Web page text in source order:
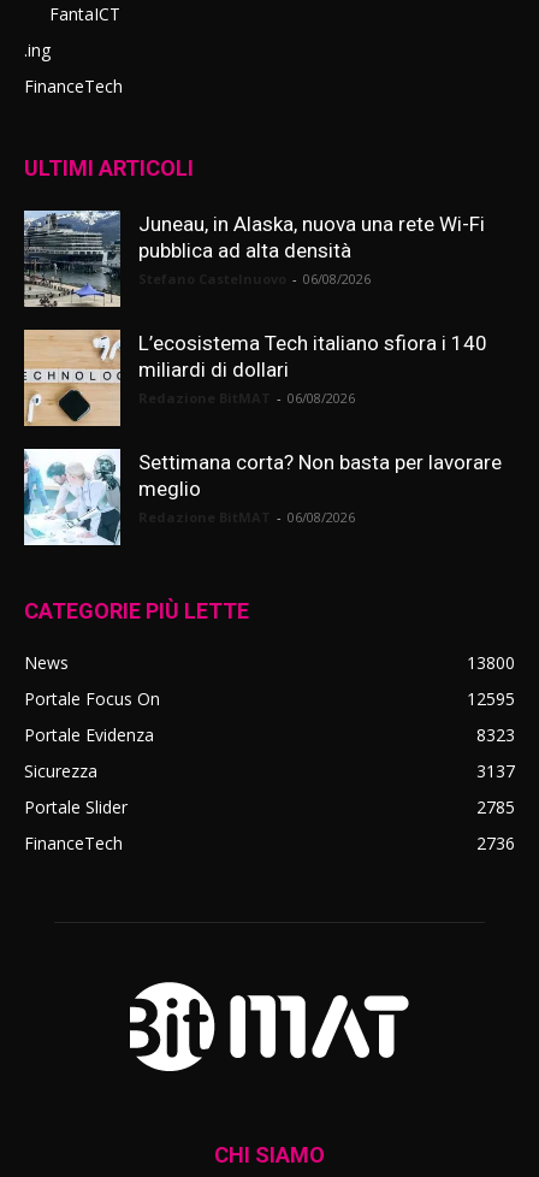
FantaICT
.ing
FinanceTech
ULTIMI ARTICOLI
Juneau, in Alaska, nuova una rete Wi-Fi
pubblica ad alta densità
- 06/08/2026
L’ecosistema Tech italiano sfiora i 140
miliardi di dollari
- 06/08/2026
Settimana corta? Non basta per lavorare
meglio
- 06/08/2026
CATEGORIE PIÙ LETTE
News
13800
Portale Focus On
12595
Portale Evidenza
8323
Sicurezza
3137
Portale Slider
2785
FinanceTech
2736
CHI SIAMO